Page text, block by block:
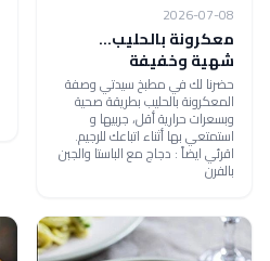
2026-07-08
معكرونة بالحليب...
شهية وخفيفة
حضرنا لك في مطبخ سيدتي وصفة
المعكرونة بالحليب بطريقة صحية
وبسعرات حرارية أقل، جربيها و
استمتعي بها أثناء اتباعك للرجيم.
اقرئي ايضاً : دجاج مع الباستا والجبن
بالفرن